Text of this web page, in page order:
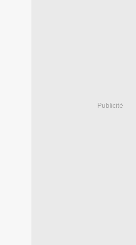
Publicité